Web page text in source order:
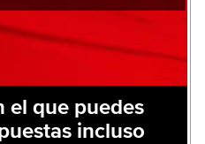
el que puedes
incluso